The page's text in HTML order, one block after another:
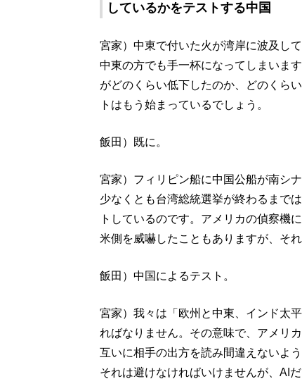
しているかをテストする中国
宮家）中東で付いた火が湾岸に波及し
中東の方でも手一杯になってしまいま
がどのくらい低下したのか、どのくら
トはもう始まっているでしょう。
飯田）既に。
宮家）フィリピン船に中国公船が南シ
少なくとも台湾総統選挙が終わるまで
トしているのです。アメリカの偵察機
米側を威嚇したこともありますが、それ
飯田）中国によるテスト。
宮家）我々は「欧州と中東、インド太
ればなりません。その意味で、アメリ
互いに相手の出方を読み間違えないよ
それは避けなければいけませんが、AI